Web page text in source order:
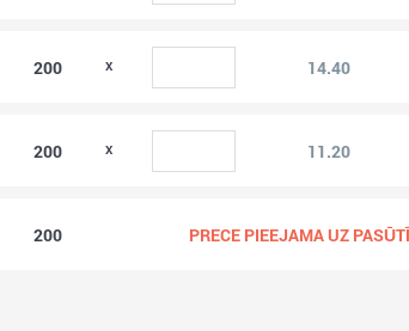
200 14.40
200 11.20
200 PRECE PIEEJAMA UZ